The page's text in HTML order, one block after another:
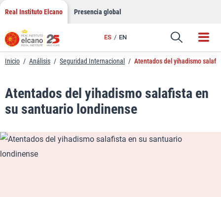
Saltar
contenido
Real Instituto Elcano Presencia global
ES EN
Enlace
Inicio / Análisis / Seguridad Internacional / Atentados del yihadismo
Atentados del yihadismo salafista en
su santuario londinense